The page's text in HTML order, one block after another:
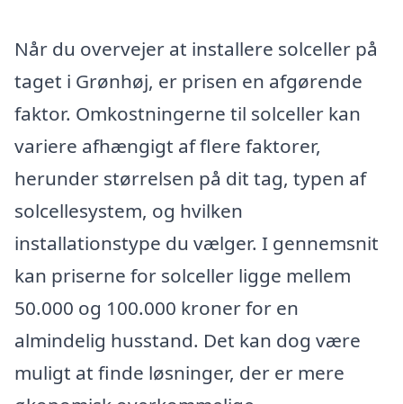
Når du overvejer at installere solceller på
taget i Grønhøj, er prisen en afgørende
faktor. Omkostningerne til solceller kan
variere afhængigt af flere faktorer,
herunder størrelsen på dit tag, typen af
solcellesystem, og hvilken
installationstype du vælger. I gennemsnit
kan priserne for solceller ligge mellem
50.000 og 100.000 kroner for en
almindelig husstand. Det kan dog være
muligt at finde løsninger, der er mere